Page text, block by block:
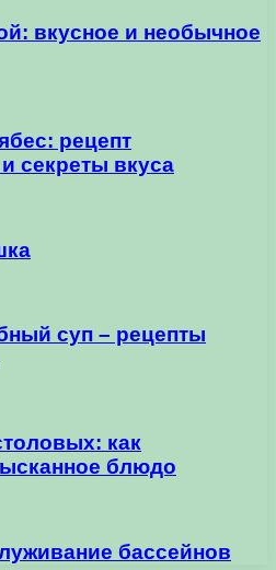
вкусное и необычное
рецепт
секреты вкуса
суп – рецепты
как
блюдо
бассейнов